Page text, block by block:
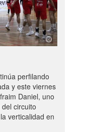
perfilando
y este viernes
Daniel, uno
circuito
verticalidad en